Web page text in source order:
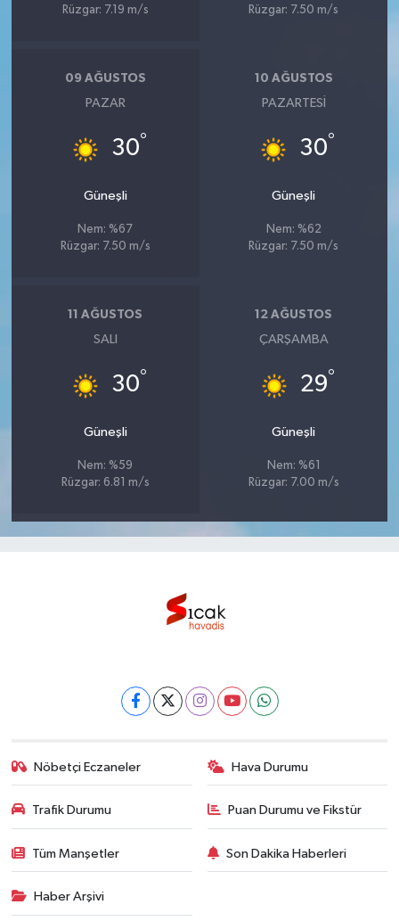
Rüzgar: 7.19 m/s
Rüzgar: 7.50 m/s
09 AĞUSTOS
PAZAR
30°
Güneşli
Nem: %67
Rüzgar: 7.50 m/s
10 AĞUSTOS
PAZARTESI
30°
Güneşli
Nem: %62
Rüzgar: 7.50 m/s
11 AĞUSTOS
SALI
30°
Güneşli
Nem: %59
Rüzgar: 6.81 m/s
12 AĞUSTOS
ÇARŞAMBA
29°
Güneşli
Nem: %61
Rüzgar: 7.00 m/s
Nöbetçi Eczaneler Hava Durumu
Trafik Durumu Puan Durumu ve Fikstür
Tüm Manşetler Son Dakika Haberleri
Haber Arşivi